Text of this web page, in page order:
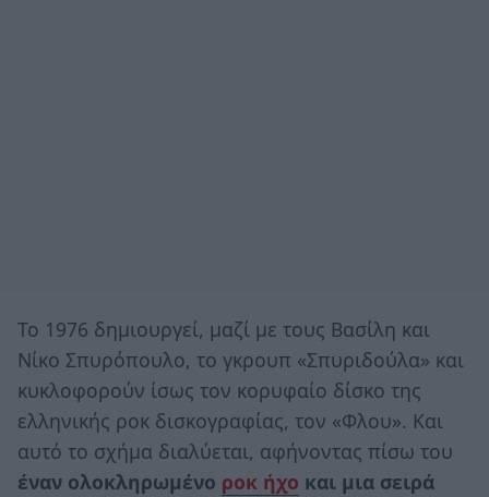
Το 1976 δημιουργεί, μαζί με τους Βασίλη και
Νίκο Σπυρόπουλο, το γκρουπ «Σπυριδούλα» και
κυκλοφορούν ίσως τον κορυφαίο δίσκο της
ελληνικής ροκ δισκογραφίας, τον «Φλου». Και
αυτό το σχήμα διαλύεται, αφήνοντας πίσω του
έναν ολοκληρωμένο ροκ ήχο και μια σειρά